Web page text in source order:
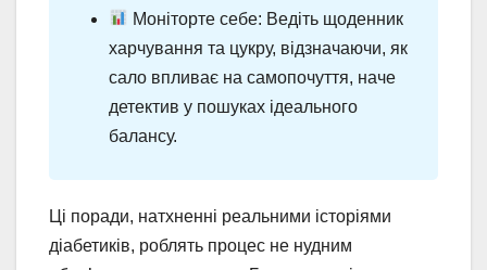
Моніторте себе: Ведіть щоденник
харчування та цукру, відзначаючи, як
сало впливає на самопочуття, наче
детектив у пошуках ідеального
балансу.
Ці поради, натхненні реальними історіями
діабетиків, роблять процес не нудним